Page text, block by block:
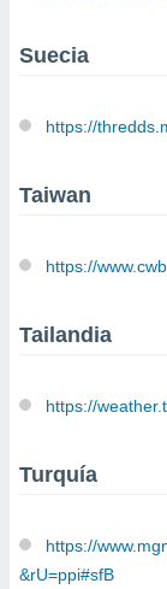
Suecia
https://
Taiwan
https://
Tailandia
https://
Turquía
https://
&rU=ppi#sfB